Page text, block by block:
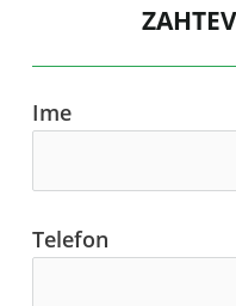
Ime
Telefon